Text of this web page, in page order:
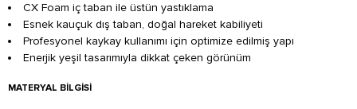
CX Foam iç taban ile üstün yastıklama
Esnek kauçuk dış taban, doğal hareket kabiliyeti
Profesyonel kaykay kullanımı için optimize edilmiş yapı
Enerjik yeşil tasarımıyla dikkat çeken görünüm
MATERYAL BILGISI